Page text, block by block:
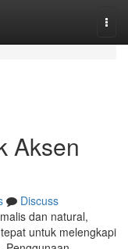
Aksen
Discuss
dan natural,
untuk melengkapi